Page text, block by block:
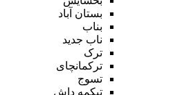
بستان آباد
بناب
ناب جدید
ترک
ترکمانچای
تسوج
تیکمه داش